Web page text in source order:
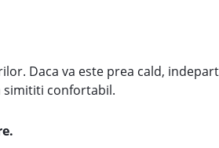
Daca va este prea cald,
simititi confortabil.